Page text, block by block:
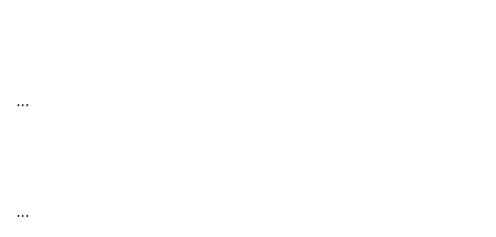
...
...